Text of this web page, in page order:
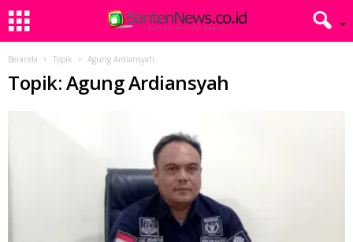
Beranda Topik Agung Ardiansyah
Topik: Agung Ardiansyah